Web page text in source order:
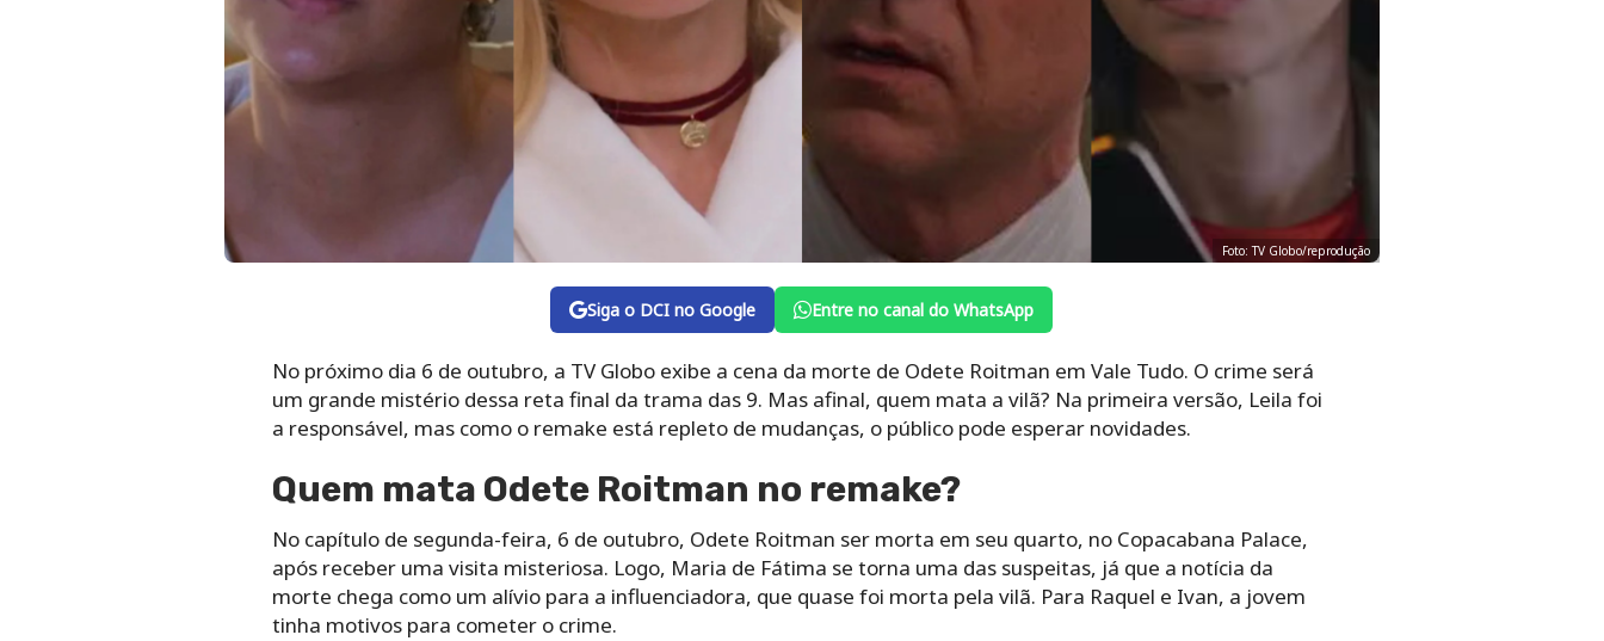
Foto: TV Globo/reprodução
Siga o DCI no Google Entre no canal do WhatsApp
No próximo dia 6 de outubro, a TV Globo exibe a cena da morte de Odete Roitman em Vale Tudo. O crime será
um grande mistério dessa reta final da trama das 9. Mas afinal, quem mata a vilã? Na primeira versão, Leila foi
a responsável, mas como o remake está repleto de mudanças, o público pode esperar novidades.
Quem mata Odete Roitman no remake?
No capítulo de segunda-feira, 6 de outubro, Odete Roitman ser morta em seu quarto, no Copacabana Palace,
após receber uma visita misteriosa. Logo, Maria de Fátima se torna uma das suspeitas, já que a notícia da
morte chega como um alívio para a influenciadora, que quase foi morta pela vilã. Para Raquel e Ivan, a jovem
tinha motivos para cometer o crime.